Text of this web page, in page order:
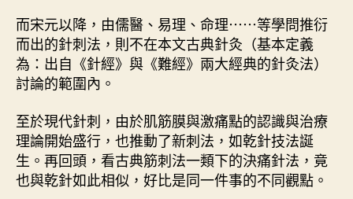
而宋元以降，由儒醫、易理、命理⋯⋯等學問推衍
而出的針刺法，則不在本文古典針灸（基本定義
為：出自《針經》與《難經》兩大經典的針灸法）
討論的範圍內。
至於現代針刺，由於肌筋膜與激痛點的認識與治療
理論開始盛行，也推動了新刺法，如乾針技法誕
生。再回頭，看古典筋刺法一類下的決痛針法，竟
也與乾針如此相似，好比是同一件事的不同觀點。